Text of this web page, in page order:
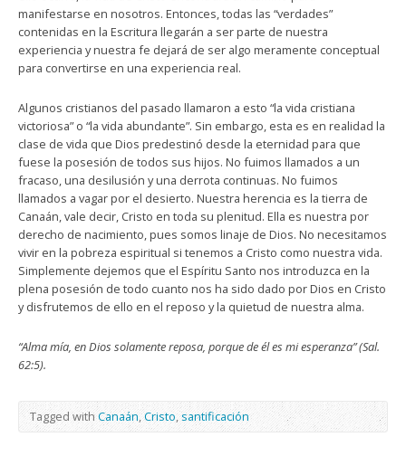
manifestarse en nosotros. Entonces, todas las “verdades”
contenidas en la Escritura llegarán a ser parte de nuestra
experiencia y nuestra fe dejará de ser algo meramente conceptual
para convertirse en una experiencia real.
Algunos cristianos del pasado llamaron a esto “la vida cristiana
victoriosa” o “la vida abundante”. Sin embargo, esta es en realidad la
clase de vida que Dios predestinó desde la eternidad para que
fuese la posesión de todos sus hijos. No fuimos llamados a un
fracaso, una desilusión y una derrota continuas. No fuimos
llamados a vagar por el desierto. Nuestra herencia es la tierra de
Canaán, vale decir, Cristo en toda su plenitud. Ella es nuestra por
derecho de nacimiento, pues somos linaje de Dios. No necesitamos
vivir en la pobreza espiritual si tenemos a Cristo como nuestra vida.
Simplemente dejemos que el Espíritu Santo nos introduzca en la
plena posesión de todo cuanto nos ha sido dado por Dios en Cristo
y disfrutemos de ello en el reposo y la quietud de nuestra alma.
“Alma mía, en Dios solamente reposa, porque de él es mi esperanza” (Sal.
62:5).
Tagged withCanaán,Cristo,santificación